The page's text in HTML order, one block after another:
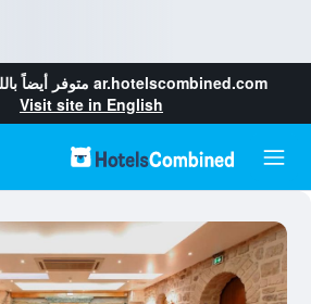
ar.hotelscombined.com متوفر أيضاً
Visit site in English